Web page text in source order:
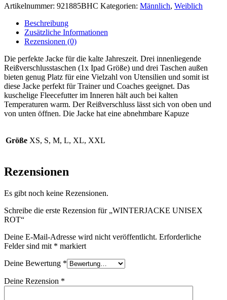
Artikelnummer: 921885BHC Kategorien: Männlich, Weiblich
Beschreibung
Zusätzliche Informationen
Rezensionen (0)
Die perfekte Jacke für die kalte Jahreszeit. Drei innenliegende
Reißverschlusstaschen (1x Ipad Größe) und drei Taschen außen
bieten genug Platz für eine Vielzahl von Utensilien und somit ist
diese Jacke perfekt für Trainer und Coaches geeignet. Das
kuschelige Fleecefutter im Inneren hält auch bei kalten
Temperaturen warm. Der Reißverschluss lässt sich von oben und
von unten öffnen. Die Jacke hat eine abnehmbare Kapuze
Größe XS, S, M, L, XL, XXL
Rezensionen
Es gibt noch keine Rezensionen.
Schreibe die erste Rezension für „WINTERJACKE UNISEX
ROT“
Deine E-Mail-Adresse wird nicht veröffentlicht. Erforderliche
Felder sind mit * markiert
Deine Bewertung *
Deine Rezension *